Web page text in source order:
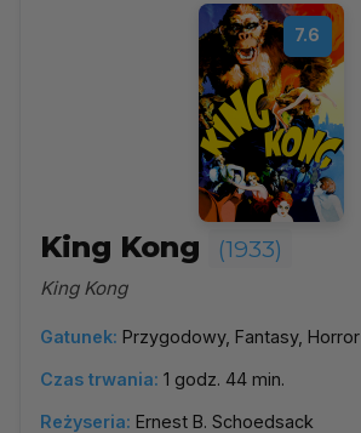
7.6
King Kong (1933)
King Kong
Gatunek: Przygodowy, Fantasy, Horror
Czas trwania: 1 godz. 44 min.
Reżyseria: Ernest B. Schoedsack